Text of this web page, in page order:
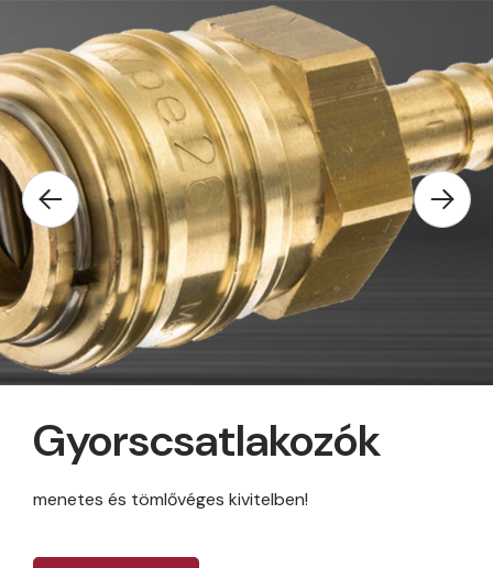
Gyorscsatlakozók
menetes és tömlővéges kivitelben!